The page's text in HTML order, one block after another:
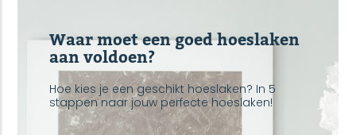
Waar moet een goed hoeslaken
aan voldoen?
Hoe kies je een geschikt hoeslaken? In 5
stappen naar jouw perfecte hoeslaken!